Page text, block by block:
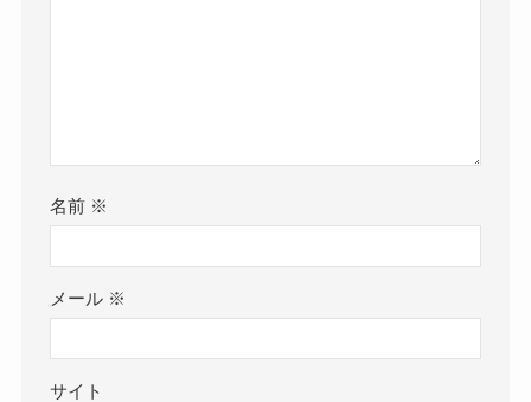
名前 ※
メール ※
サイト